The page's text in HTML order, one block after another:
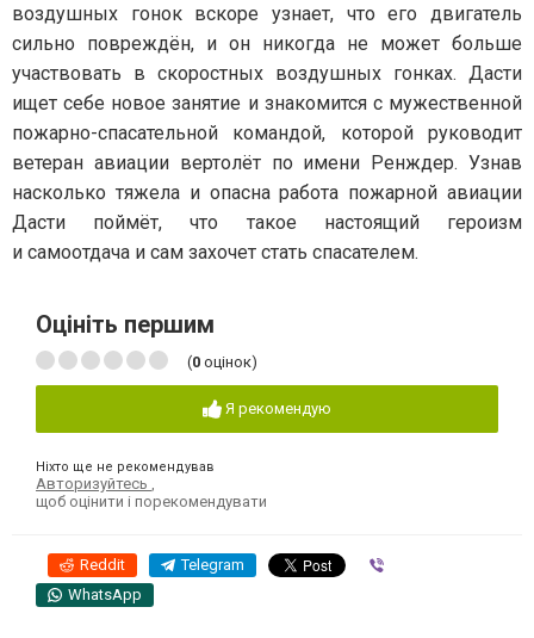
воздушных гонок вскоре узнает, что его двигатель
сильно повреждён, и он никогда не может больше
участвовать в скоростных воздушных гонках. Дасти
ищет себе новое занятие и знакомится с мужественной
пожарно-спасательной командой, которой руководит
ветеран авиации вертолёт по имени Ренждер. Узнав
насколько тяжела и опасна работа пожарной авиации
Дасти поймёт, что такое настоящий героизм
и самоотдача и сам захочет стать спасателем.
Оцініть першим
(0 оцінок)
Я рекомендую
Ніхто ще не рекомендував
Авторизуйтесь ,
щоб оцінити і порекомендувати
Reddit Telegram
WhatsApp